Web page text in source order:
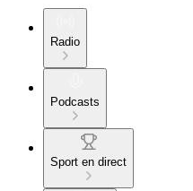
Radio
Podcasts
Sport en direct